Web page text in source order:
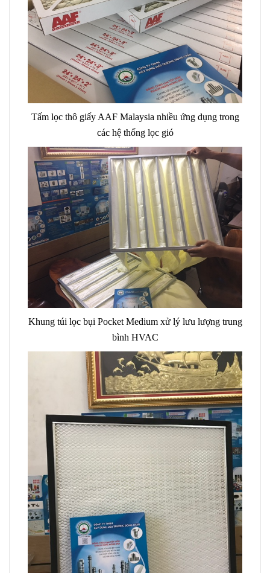
Tấm lọc thô giấy AAF Malaysia nhiều ứng dụng trong
các hệ thống lọc gió
Khung túi lọc bụi Pocket Medium xử lý lưu lượng trung
bình HVAC